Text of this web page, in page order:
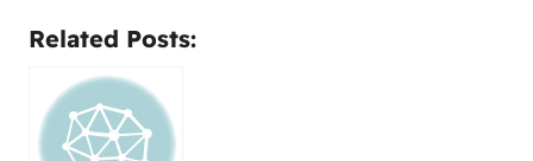
Related Posts: